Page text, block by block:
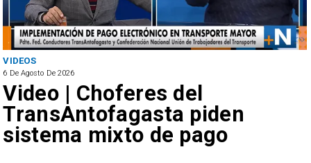
VIDEOS
6 De Agosto De 2026
Video | Choferes del
TransAntofagasta piden
sistema mixto de pago